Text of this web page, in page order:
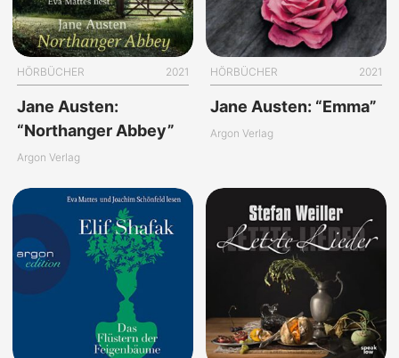
HÖRBÜCHER 2021
Jane Austen:
“Northanger Abbey”
Argon Verlag
HÖRBÜCHER 2021
Jane Austen: “Emma”
Argon Verlag